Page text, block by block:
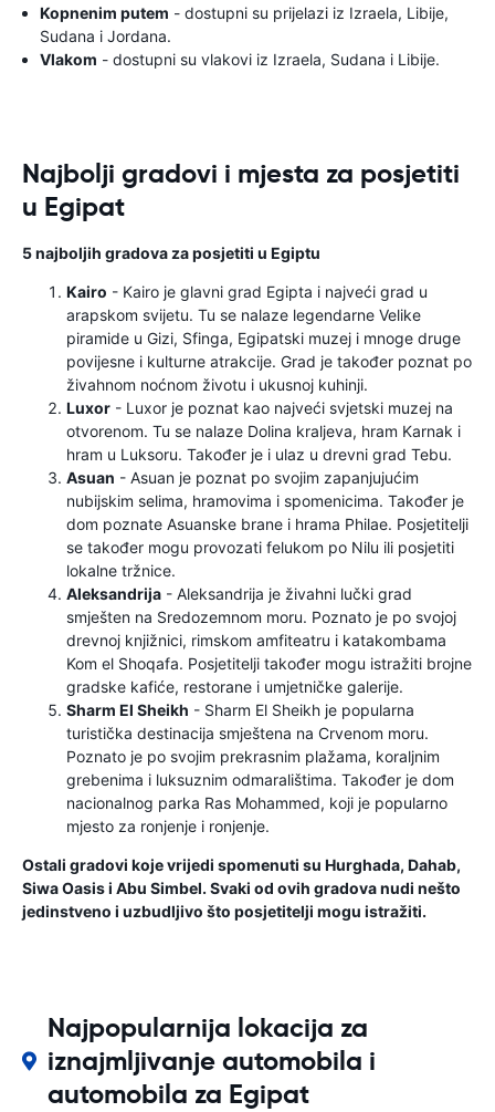
Kopnenim putem - dostupni su prijelazi iz Izraela, Libije,
Sudana i Jordana.
Vlakom - dostupni su vlakovi iz Izraela, Sudana i Libije.
Najbolji gradovi i mjesta za posjetiti
u Egipat
5 najboljih gradova za posjetiti u Egiptu
Kairo - Kairo je glavni grad Egipta i najveći grad u
arapskom svijetu. Tu se nalaze legendarne Velike
piramide u Gizi, Sfinga, Egipatski muzej i mnoge druge
povijesne i kulturne atrakcije. Grad je također poznat po
živahnom noćnom životu i ukusnoj kuhinji.
Luxor - Luxor je poznat kao najveći svjetski muzej na
otvorenom. Tu se nalaze Dolina kraljeva, hram Karnak i
hram u Luksoru. Također je i ulaz u drevni grad Tebu.
Asuan - Asuan je poznat po svojim zapanjujućim
nubijskim selima, hramovima i spomenicima. Također je
dom poznate Asuanske brane i hrama Philae. Posjetitelji
se također mogu provozati felukom po Nilu ili posjetiti
lokalne tržnice.
Aleksandrija - Aleksandrija je živahni lučki grad
smješten na Sredozemnom moru. Poznato je po svojoj
drevnoj knjižnici, rimskom amfiteatru i katakombama
Kom el Shoqafa. Posjetitelji također mogu istražiti brojne
gradske kafiće, restorane i umjetničke galerije.
Sharm El Sheikh - Sharm El Sheikh je popularna
turistička destinacija smještena na Crvenom moru.
Poznato je po svojim prekrasnim plažama, koraljnim
grebenima i luksuznim odmaralištima. Također je dom
nacionalnog parka Ras Mohammed, koji je popularno
mjesto za ronjenje i ronjenje.
Ostali gradovi koje vrijedi spomenuti su Hurghada, Dahab,
Siwa Oasis i Abu Simbel. Svaki od ovih gradova nudi nešto
jedinstveno i uzbudljivo što posjetitelji mogu istražiti.
Najpopularnija lokacija za
iznajmljivanje automobila i
automobila za Egipat